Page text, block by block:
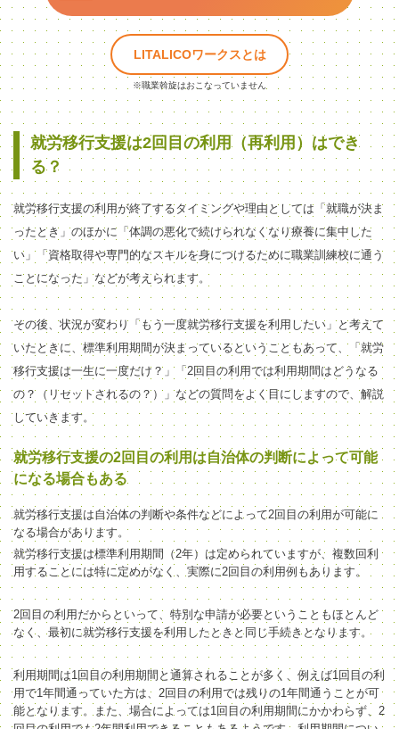
LITALICOワークスとは
※職業斡旋はおこなっていません
就労移行支援は2回目の利用（再利用）はでき
る？
就労移行支援の利用が終了するタイミングや理由としては「就職が決ま
ったとき」のほかに「体調の悪化で続けられなくなり療養に集中した
い」「資格取得や専門的なスキルを身につけるために職業訓練校に通う
ことになった」などが考えられます。
その後、状況が変わり「もう一度就労移行支援を利用したい」と考えて
いたときに、標準利用期間が決まっているということもあって、「就労
移行支援は一生に一度だけ？」「2回目の利用では利用期間はどうなる
の？（リセットされるの？）」などの質問をよく目にしますので、解説
していきます。
就労移行支援の2回目の利用は自治体の判断によって可能
になる場合もある
就労移行支援は自治体の判断や条件などによって2回目の利用が可能に
なる場合があります。
就労移行支援は標準利用期間（2年）は定められていますが、複数回利
用することには特に定めがなく、実際に2回目の利用例もあります。
2回目の利用だからといって、特別な申請が必要ということもほとんど
なく、最初に就労移行支援を利用したときと同じ手続きとなります。
利用期間は1回目の利用期間と通算されることが多く、例えば1回目の利
用で1年間通っていた方は、2回目の利用では残りの1年間通うことが可
能となります。また、場合によっては1回目の利用期間にかかわらず、2